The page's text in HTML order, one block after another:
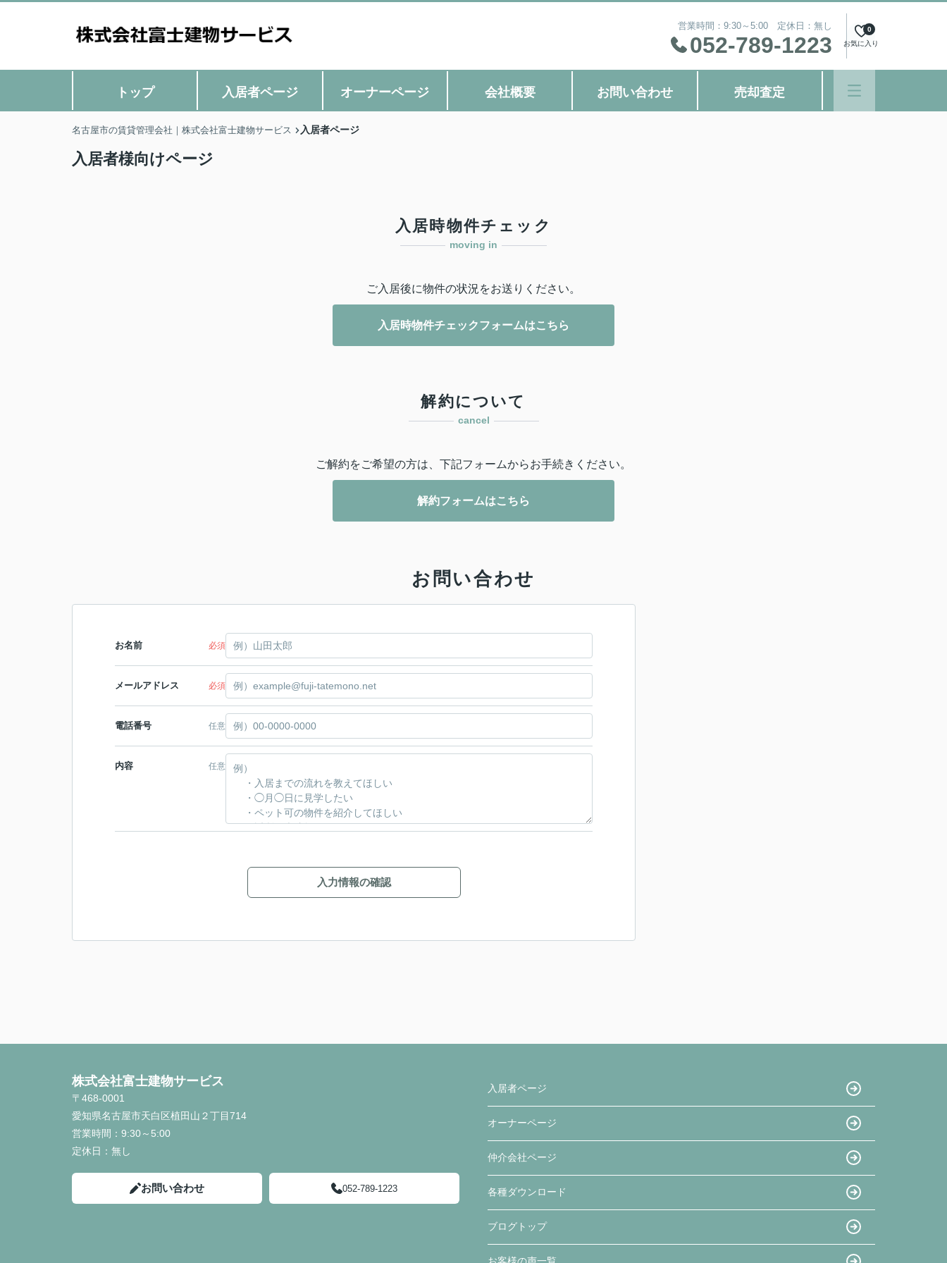
営業時間：9:30～5:00 定休日：無し
052-789-1223 お気に入り
0
トップ 入居者ページ オーナーページ 会社概要 お問い合わせ 売却査定
名古屋市の賃貸管理会社｜株式会社富士建物サービス 入居者ページ
入居者様向けページ
入居時物件チェック
moving in
ご入居後に物件の状況をお送りください。
入居時物件チェックフォームはこちら
解約について
cancel
ご解約をご希望の方は、下記フォームからお手続きください。
解約フォームはこちら
お問い合わせ
お名前 必須
メールアドレス 必須
電話番号 任意
内容 任意
入力情報の確認
株式会社富士建物サービス
〒468-0001
愛知県名古屋市天白区植田山２丁目714
営業時間： 9:30～5:00
定休日： 無し
お問い合わせ 052-789-1223
入居者ページ
オーナーページ
仲介会社ページ
各種ダウンロード
ブログトップ